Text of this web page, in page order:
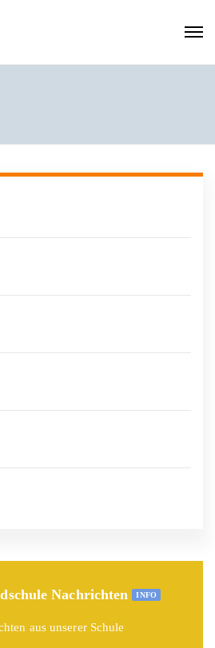
Nachrichten INFO
aus unserer Schule